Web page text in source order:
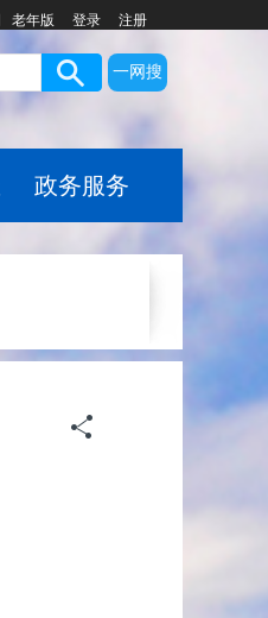
老年版 登录 注册
一网搜
政务服务